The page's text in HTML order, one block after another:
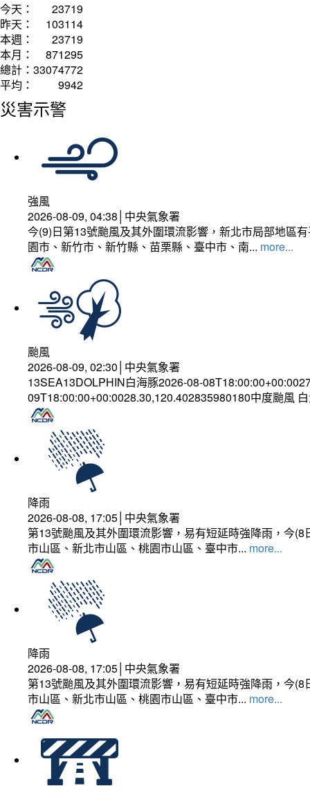
今天：
23719
昨天：
103114
本週：
23719
本月：
871295
總計： 33074772
平均：
9942
災害示警
強風
2026-08-09, 04:38│中央氣象署
今(9)日第13號颱風及其外圍環流影響，新北市局部地區
園市、新竹市、新竹縣、苗栗縣、臺中市、南... more...
颱風
2026-08-09, 02:30│中央氣象署
13SEA13DOLPHIN白海豚2026-08-
09T18:00:00+00:0028.30,120.402835980180中度颱風
降雨
2026-08-08, 17:05│中央氣象署
第13號颱風及其外圍環流影響，易有短延時強降雨，今
市山區、新北市山區、桃園市山區、臺中市... more...
降雨
2026-08-08, 17:05│中央氣象署
第13號颱風及其外圍環流影響，易有短延時強降雨，今
市山區、新北市山區、桃園市山區、臺中市... more...